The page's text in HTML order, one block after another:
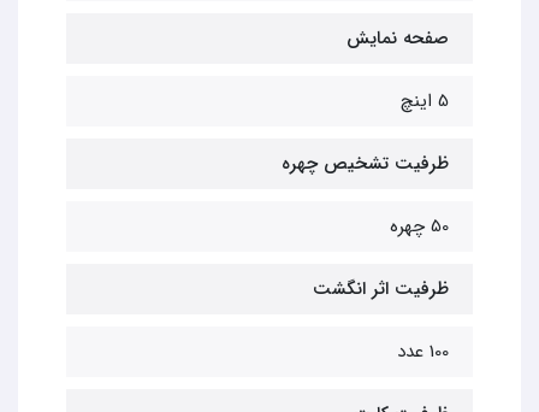
صفحه نمایش
5 اینچ
ظرفیت تشخیص چهره
50 چهره
ظرفیت اثر انگشت
100 عدد